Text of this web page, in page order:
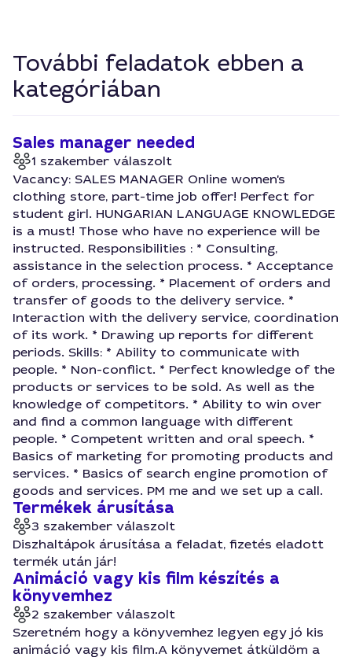
További feladatok ebben a
kategóriában
Sales manager needed
1 szakember válaszolt
Vacancy: SALES MANAGER Online women's
clothing store, part-time job offer! Perfect for
student girl. HUNGARIAN LANGUAGE KNOWLEDGE
is a must! Those who have no experience will be
instructed. Responsibilities : * Consulting,
assistance in the selection process. * Acceptance
of orders, processing. * Placement of orders and
transfer of goods to the delivery service. *
Interaction with the delivery service, coordination
of its work. * Drawing up reports for different
periods. Skills: * Ability to communicate with
people. * Non-conflict. * Perfect knowledge of the
products or services to be sold. As well as the
knowledge of competitors. * Ability to win over
and find a common language with different
people. * Competent written and oral speech. *
Basics of marketing for promoting products and
services. * Basics of search engine promotion of
goods and services. PM me and we set up a call.
Termékek árusítása
3 szakember válaszolt
Diszhaltápok árusítása a feladat, fizetés eladott
termék után jár!
Animáció vagy kis film készítés a
könyvemhez
2 szakember válaszolt
Szeretném hogy a könyvemhez legyen egy jó kis
animáció vagy kis film.A könyvemet átküldöm a